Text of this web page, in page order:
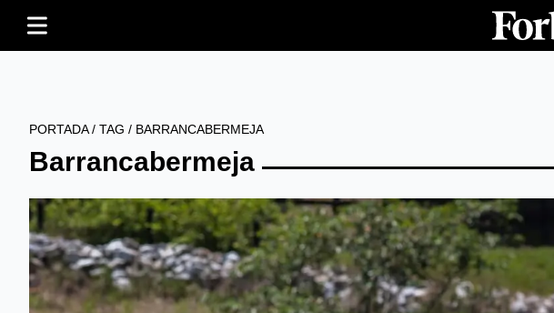
PORTADA/ TAG / BARRANCABERMEJA
Barrancabermeja